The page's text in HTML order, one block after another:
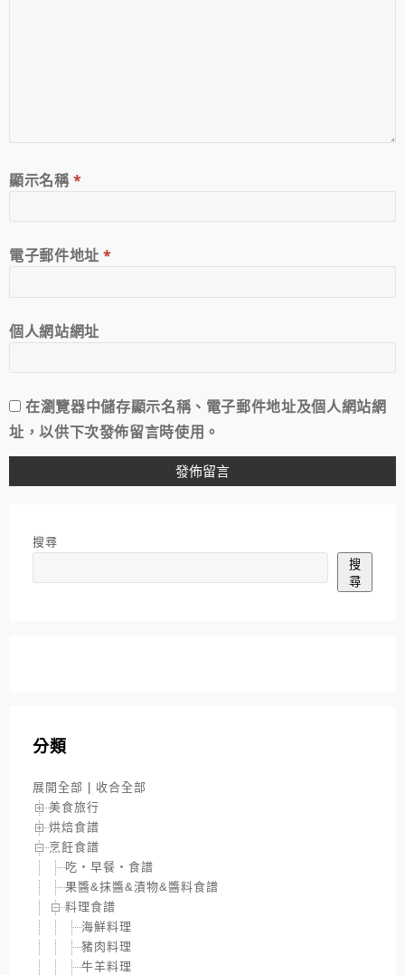
顯示名稱*
電子郵件地址*
個人網站網址
在瀏覽器中儲存顯示名稱、電子郵件地址及個人網站網
址，以供下次發佈留言時使用。
搜尋
搜
尋
分類
展開全部
收合全部
美食旅行
烘焙食譜
烹飪食譜
吃‧早餐‧食譜
果醬&抹醬&漬物&醬料食譜
料理食譜
海鮮料理
豬肉料理
牛羊料理